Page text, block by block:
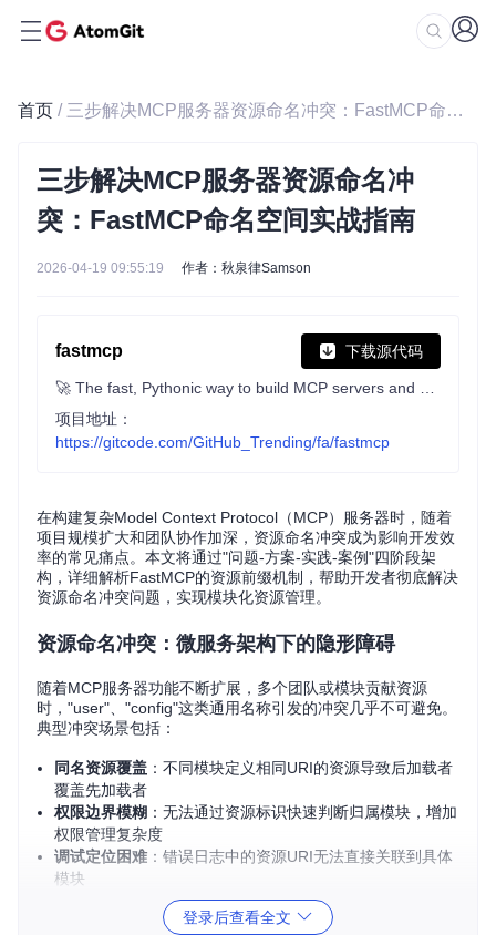
首页 / 三步解决MCP服务器资源命名冲突：FastMCP命名空间实战指南
三步解决MCP服务器资源命名冲
突：FastMCP命名空间实战指南
2026-04-19 09:55:19 作者：秋泉律Samson
fastmcp 下载源代码
项目地址：
https://gitcode.com/GitHub_Trending/fa/fastmcp
在构建复杂Model Context Protocol（MCP）服务器时，随着
项目规模扩大和团队协作加深，资源命名冲突成为影响开发效
率的常见痛点。本文将通过"问题-方案-实践-案例"四阶段架
构，详细解析FastMCP的资源前缀机制，帮助开发者彻底解决
资源命名冲突问题，实现模块化资源管理。
资源命名冲突：微服务架构下的隐形障碍
随着MCP服务器功能不断扩展，多个团队或模块贡献资源
时，"user"、"config"这类通用名称引发的冲突几乎不可避免。
典型冲突场景包括：
同名资源覆盖 ：不同模块定义相同URI的资源导致后加载者
覆盖先加载者
权限边界模糊 ：无法通过资源标识快速判断归属模块，增加
权限管理复杂度
调试定位困难 ：错误日志中的资源URI无法直接关联到具体
模块
：新增功能模块时需提前协调资源命名，降低开
登录后查看全文